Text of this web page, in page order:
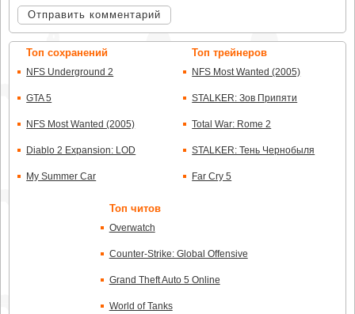
Топ сохранений
NFS Underground 2
GTA 5
NFS Most Wanted (2005)
Diablo 2 Expansion: LOD
My Summer Car
Топ трейнеров
NFS Most Wanted (2005)
STALKER: Зов Припяти
Total War: Rome 2
STALKER: Тень Чернобыля
Far Cry 5
Топ читов
Overwatch
Counter-Strike: Global Offensive
Grand Theft Auto 5 Online
World of Tanks
Отправить комментарий